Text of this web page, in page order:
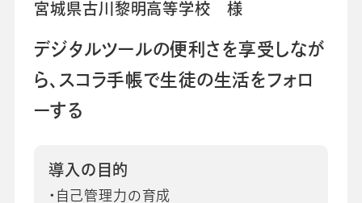
会社情報 グループ会社プライバシーポリシー個人情報保護法利用規約
採用情報
宮城県古川黎明高等学校 様
デジタルツールの便利さを享受しなが
ら、スコラ手帳で生徒の生活をフォロ
ーする
導入の目的
・自己管理力の育成